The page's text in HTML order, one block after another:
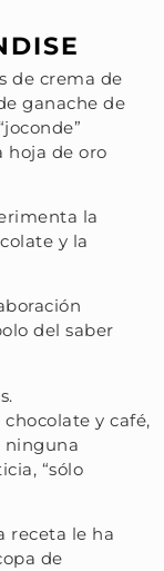
de crema de
ganache de
hoja de oro
la
y la
del saber
y café,
ninguna
“sólo
receta le ha
de